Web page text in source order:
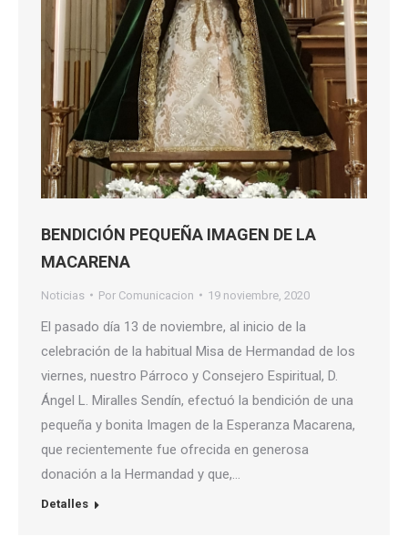
BENDICIÓN PEQUEÑA IMAGEN DE LA
MACARENA
Noticias Por Comunicacion 19 noviembre, 2020
El pasado día 13 de noviembre, al inicio de la
celebración de la habitual Misa de Hermandad de los
viernes, nuestro Párroco y Consejero Espiritual, D.
Ángel L. Miralles Sendín, efectuó la bendición de una
pequeña y bonita Imagen de la Esperanza Macarena,
que recientemente fue ofrecida en generosa
donación a la Hermandad y que,…
Detalles